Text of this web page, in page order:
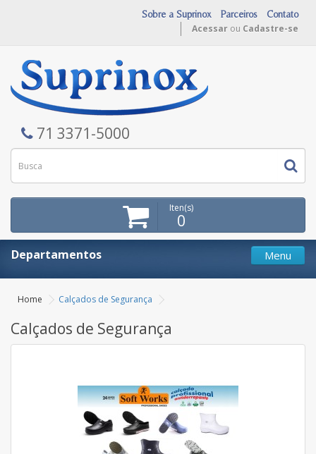
Sobre a Suprinox Parceiros Contato
Acessar ou Cadastre-se
71 3371-5000
Iten(s)
0
Departamentos Menu
Home Calçados de Segurança
Calçados de Segurança